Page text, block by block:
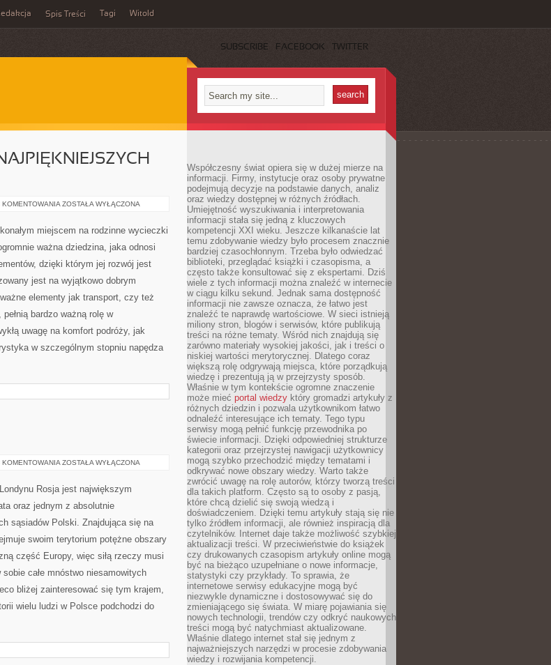
Spis Treści Tagi Witold
SUBSCRIBE FACEBOOK TWITTER
JAPONIA,
Z
ZAKĄTKÓW
ZOSTAŁA WYŁĄCZONA
miejscem na rodzinne wycieczki
ważna dziedzina, jaka odnosi
dzięki którym jej rozwój jest
jest na wyjątkowo dobrym
elementy jak transport, czy też
pełnią bardzo ważną rolę w
uwagę na komfort podróży, jak
w szczególnym stopniu napędza
ODKRYJ
ZOSTAŁA WYŁĄCZONA
Rosja jest największym
oraz jednym z absolutnie
sąsiadów Polski. Znajdująca się na
swoim terytorium potężne obszary
część Europy, więc siłą rzeczy musi
całe mnóstwo niesamowitych
bliżej zainteresować się tym krajem,
wielu ludzi w Polsce podchodzi do
Współczesny świat opiera się w dużej mierze na
informacji. Firmy, instytucje oraz osoby prywatne
podejmują decyzje na podstawie danych, analiz
oraz wiedzy dostępnej w różnych źródłach.
Umiejętność wyszukiwania i interpretowania
informacji stała się jedną z kluczowych
kompetencji XXI wieku. Jeszcze kilkanaście lat
temu zdobywanie wiedzy było procesem znacznie
bardziej czasochłonnym. Trzeba było odwiedzać
biblioteki, przeglądać książki i czasopisma, a
często także konsultować się z ekspertami. Dziś
wiele z tych informacji można znaleźć w internecie
w ciągu kilku sekund. Jednak sama dostępność
informacji nie zawsze oznacza, że łatwo jest
znaleźć te naprawdę wartościowe. W sieci istnieją
miliony stron, blogów i serwisów, które publikują
treści na różne tematy. Wśród nich znajdują się
zarówno materiały wysokiej jakości, jak i treści o
niskiej wartości merytorycznej. Dlatego coraz
większą rolę odgrywają miejsca, które porządkują
wiedzę i prezentują ją w przejrzysty sposób.
Właśnie w tym kontekście ogromne znaczenie
może mieć portal wiedzy który gromadzi artykuły z
różnych dziedzin i pozwala użytkownikom łatwo
odnaleźć interesujące ich tematy. Tego typu
serwisy mogą pełnić funkcję przewodnika po
świecie informacji. Dzięki odpowiedniej strukturze
kategorii oraz przejrzystej nawigacji użytkownicy
mogą szybko przechodzić między tematami i
odkrywać nowe obszary wiedzy. Warto także
zwrócić uwagę na rolę autorów, którzy tworzą treści
dla takich platform. Często są to osoby z pasją,
które chcą dzielić się swoją wiedzą i
doświadczeniem. Dzięki temu artykuły stają się nie
tylko źródłem informacji, ale również inspiracją dla
czytelników. Internet daje także możliwość szybkiej
aktualizacji treści. W przeciwieństwie do książek
czy drukowanych czasopism artykuły online mogą
być na bieżąco uzupełniane o nowe informacje,
statystyki czy przykłady. To sprawia, że
internetowe serwisy edukacyjne mogą być
niezwykle dynamiczne i dostosowywać się do
zmieniającego się świata. W miarę pojawiania się
nowych technologii, trendów czy odkryć naukowych
treści mogą być natychmiast aktualizowane.
Właśnie dlatego internet stał się jednym z
najważniejszych narzędzi w procesie zdobywania
wiedzy i rozwijania kompetencji.